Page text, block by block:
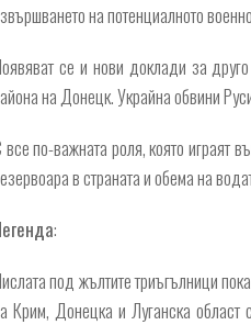
на потенциалното
се и нови доклади за
на Донецк. Украйна обвини
по-важната роля, която играят
в страната и обема на
:
под жълтите триъгълници
Крим, Донецка и Луганска област